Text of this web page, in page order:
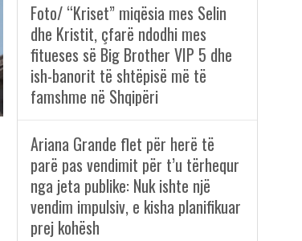
Foto/ “Kriset” miqësia mes Selin
dhe Kristit, çfarë ndodhi mes
fitueses së Big Brother VIP 5 dhe
ish-banorit të shtëpisë më të
famshme në Shqipëri
Ariana Grande flet për herë të
parë pas vendimit për t’u tërhequr
nga jeta publike: Nuk ishte një
vendim impulsiv, e kisha planifikuar
prej kohësh